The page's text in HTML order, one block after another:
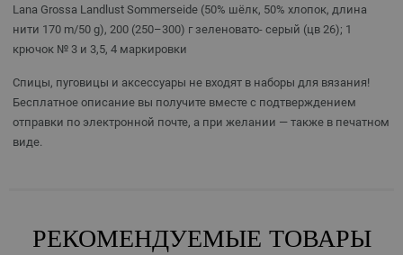
Lana Grossa Landlust Sommerseide (50% шёлк, 50% хлопок, длина
нити 170 m/50 g), 200 (250–300) г зеленовато- серый (цв 26); 1
крючок № 3 и 3,5, 4 маркировки
Спицы, пуговицы и аксессуары не входят в наборы для вязания!
Бесплатное описание вы получите вместе с подтверждением
отправки по электронной почте, а при желании — также в печатном
виде.
РЕКОМЕНДУЕМЫЕ ТОВАРЫ